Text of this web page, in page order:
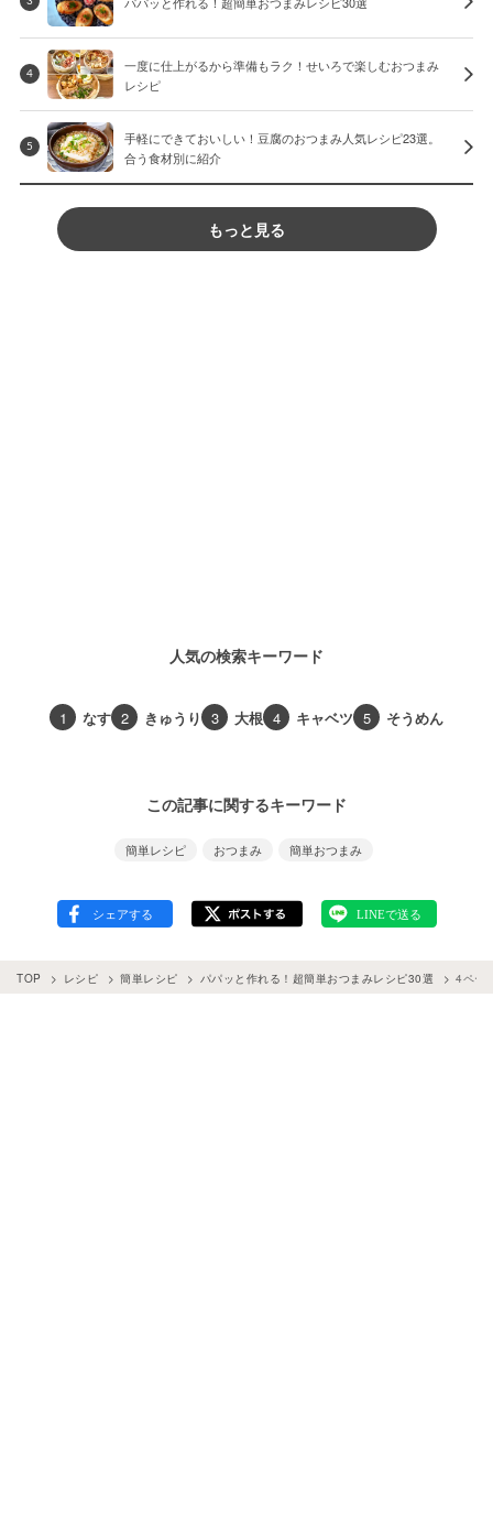
4
一度に仕上がるから準備もラク！せいろで楽しむおつまみ
レシピ
5
手軽にできておいしい！豆腐のおつまみ人気レシピ23選。
合う食材別に紹介
もっと見る
人気の検索キーワード
1 なす 2 きゅうり 3 大根 4 キャベツ 5 そうめん
この記事に関するキーワード
簡単レシピ おつまみ 簡単おつまみ
TOP レシピ 簡単レシピ パパッと作れる！超簡単おつまみレシピ30選 4ペー